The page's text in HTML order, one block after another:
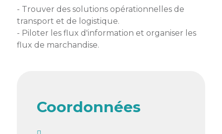
Ateliers
AEPV
Club
au
Actualité
des
membres
Dispositifs
partenaires
Proposer
offre
CONTACT
- Trouver des solutions opérationnelles de
transport et de logistique.
- Piloter les flux d'information et organiser les
flux de marchandise.
Coordonnées